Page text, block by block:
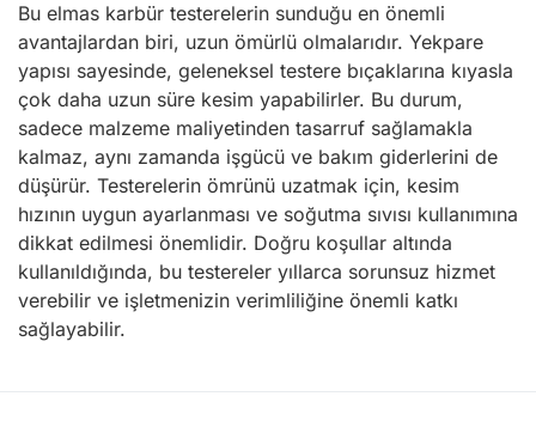
Bu elmas karbür testerelerin sunduğu en önemli
avantajlardan biri, uzun ömürlü olmalarıdır. Yekpare
yapısı sayesinde, geleneksel testere bıçaklarına kıyasla
çok daha uzun süre kesim yapabilirler. Bu durum,
sadece malzeme maliyetinden tasarruf sağlamakla
kalmaz, aynı zamanda işgücü ve bakım giderlerini de
düşürür. Testerelerin ömrünü uzatmak için, kesim
hızının uygun ayarlanması ve soğutma sıvısı kullanımına
dikkat edilmesi önemlidir. Doğru koşullar altında
kullanıldığında, bu testereler yıllarca sorunsuz hizmet
verebilir ve işletmenizin verimliliğine önemli katkı
sağlayabilir.